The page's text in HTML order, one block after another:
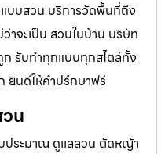
บบสวน บริการวัดพื้นที่ถึง
าจะเป็น สวนในบ้าน บริษัท
ก รับทำทุกแบบทุกสไตล์ทั้ง
ยินดีให้คำปรึกษาฟรี
น
ระมาณ ดูเเลสวน ตัดหญ้า